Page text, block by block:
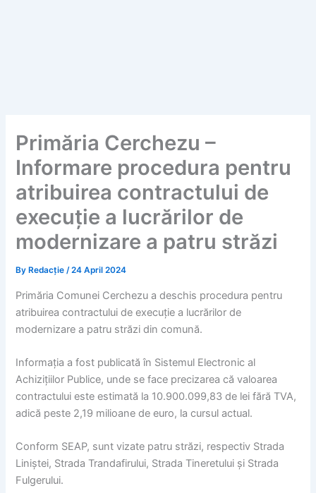
Primăria Cerchezu –
Informare procedura pentru
atribuirea contractului de
execuție a lucrărilor de
modernizare a patru străzi
By Redacție/24 April 2024
Primăria Comunei Cerchezu a deschis procedura pentru
atribuirea contractului de execuție a lucrărilor de
modernizare a patru străzi din comună.
Informația a fost publicată în Sistemul Electronic al
Achizițiilor Publice, unde se face precizarea că valoarea
contractului este estimată la 10.900.099,83 de lei fără TVA,
adică peste 2,19 milioane de euro, la cursul actual.
Conform SEAP, sunt vizate patru străzi, respectiv Strada
Liniștei, Strada Trandafirului, Strada Tineretului și Strada
Fulgerului.